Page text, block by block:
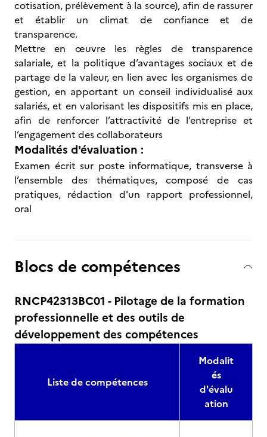
cotisation, prélèvement à la source), afin de rassurer
et établir un climat de confiance et de
transparence.
Mettre en œuvre les règles de transparence
salariale, et la politique d’avantages sociaux et de
partage de la valeur, en lien avec les organismes de
gestion, en apportant un conseil individualisé aux
salariés, et en valorisant les dispositifs mis en place,
afin de renforcer l’attractivité de l’entreprise et
l’engagement des collaborateurs
Modalités d'évaluation :
Examen écrit sur poste informatique, transverse à
l’ensemble des thématiques, composé de cas
pratiques, rédaction d'un rapport professionnel,
oral
Blocs de compétences
RNCP42313BC01 - Pilotage de la formation
professionnelle et des outils de
développement des compétences
Liste de compétences
Modalit
és
d'évalu
ation